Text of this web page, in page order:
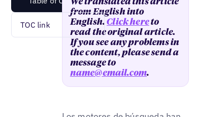
TOC link
We translated this article
from English into
English.Click hereto
read the original article.
If you see any problems in
the content, please send a
message to
name@email.com.